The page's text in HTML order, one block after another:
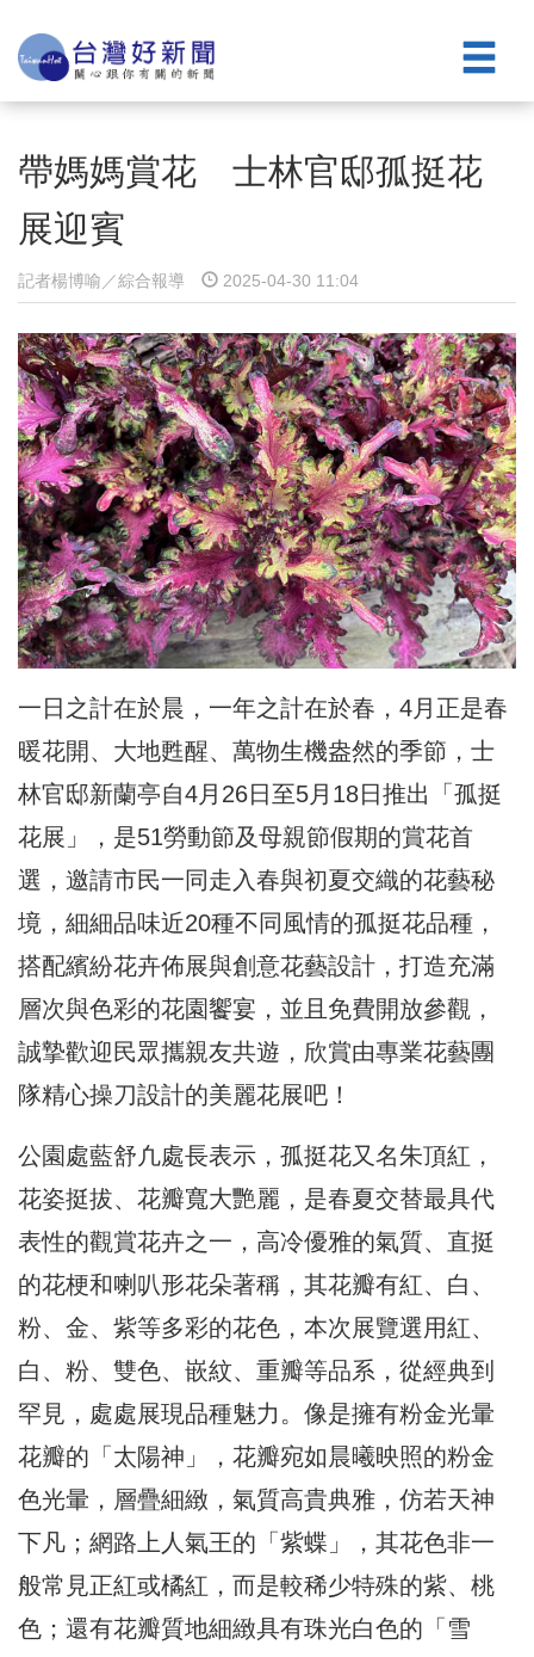
帶媽媽賞花 士林官邸孤挺花
展迎賓
記者楊博喻／綜合報導 2025-04-30 11:04
一日之計在於晨，一年之計在於春，4月正是春
暖花開、大地甦醒、萬物生機盎然的季節，士
林官邸新蘭亭自4月26日至5月18日推出「孤挺
花展」，是51勞動節及母親節假期的賞花首
選，邀請市民一同走入春與初夏交織的花藝秘
境，細細品味近20種不同風情的孤挺花品種，
搭配繽紛花卉佈展與創意花藝設計，打造充滿
層次與色彩的花園饗宴，並且免費開放參觀，
誠摯歡迎民眾攜親友共遊，欣賞由專業花藝團
隊精心操刀設計的美麗花展吧！
公園處藍舒凢處長表示，孤挺花又名朱頂紅，
花姿挺拔、花瓣寬大艷麗，是春夏交替最具代
表性的觀賞花卉之一，高冷優雅的氣質、直挺
的花梗和喇叭形花朵著稱，其花瓣有紅、白、
粉、金、紫等多彩的花色，本次展覽選用紅、
白、粉、雙色、嵌紋、重瓣等品系，從經典到
罕見，處處展現品種魅力。像是擁有粉金光暈
花瓣的「太陽神」，花瓣宛如晨曦映照的粉金
色光暈，層疊細緻，氣質高貴典雅，仿若天神
下凡；網路上人氣王的「紫蝶」，其花色非一
般常見正紅或橘紅，而是較稀少特殊的紫、桃
色；還有花瓣質地細緻具有珠光白色的「雪